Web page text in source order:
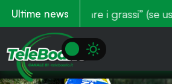
Ultime newsi grassi” (se usato nel